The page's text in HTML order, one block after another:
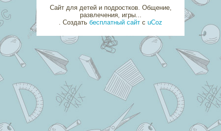
Сайт для детей и подростков. Общение,
развлечения, игры...
. Создать бесплатный сайт с uCoz